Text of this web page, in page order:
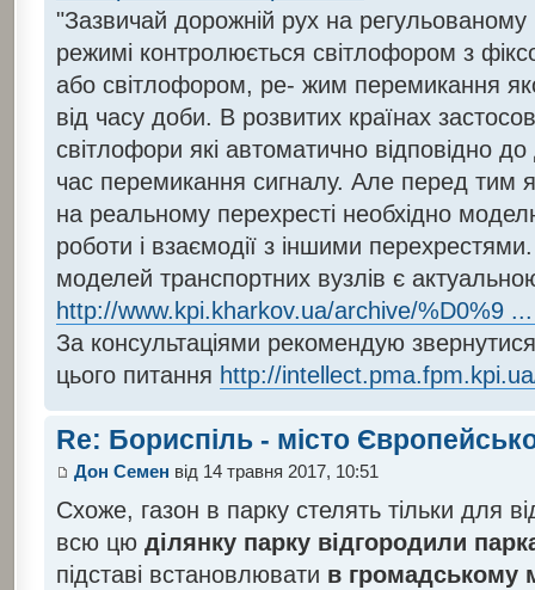
"Зазвичай дорожній рух на
режимі контролюється світлофором з
або світлофором, ре- жим перемикання
від часу доби. В розвитих країнах
світлофори які автоматично відповідно
час перемикання сигналу. Але перед тим
на реальному перехресті необхідно
роботи і взаємодії з іншими
моделей транспортних вузлів є
http://www.kpi.kharkov.ua/archive/%D0%9
За консультаціями рекомендую
цього питання http://
Re: Бориспіль - місто
Дон Семен від 14 травня 2017, 10:51
Схоже, газон в парку стелять тільки для
всю цюділянку парку відгородили
підставі встановлювати в громадському